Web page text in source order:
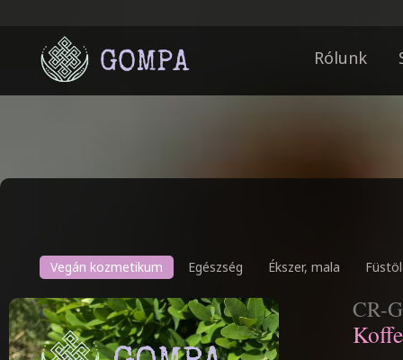
Rólunk
Vegán kozmetikum Egészség Ékszer, mala
CR-